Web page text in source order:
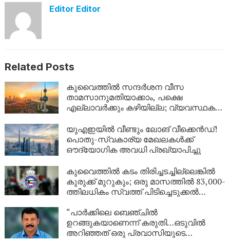
Editor Editor
Related Posts
കുവൈത്തിൽ സന്ദർശന വീസ
താമസാനുമതിയാക്കാം, പക്ഷെ
എല്ലാവർക്കും കഴിയില്ല; വ്യവസ്ഥകൾ
യുഎഇയിൽ വീണ്ടും ലോങ് വീക്കെൻഡ്!
പൊതു-സ്വകാര്യ മേഖലകൾക്ക്
ഔദ്യോഗിക അവധി പ്രഖ്യാപിച്ചു
കുവൈത്തിൽ കടം തിരിച്ചടച്ചില്ലെങ്കിൽ
കുരുക്ക് മുറുകും; ഒരു മാസത്തിൽ 83,000-
ത്തിലധികം സ്വത്ത് പിടിച്ചെടുക്കൽ
“പാർക്കിലെ ബെഞ്ചിൽ
ഉറങ്ങുകയാണെന്ന് കരുതി…ഒടുവിൽ
അറിഞ്ഞത് ഒരു പ്രവാസിയുടെ